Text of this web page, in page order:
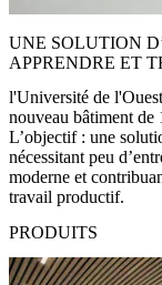
UNE SOLUTION
APPRENDRE ET
l'Université de
nouveau bâtiment de
L’objectif : une
nécessitant peu
moderne et
travail productif.
PRODUITS